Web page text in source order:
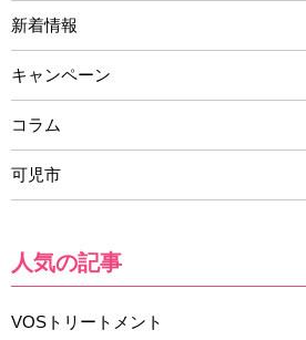
新着情報
キャンペーン
コラム
可児市
人気の記事
VOSトリートメント